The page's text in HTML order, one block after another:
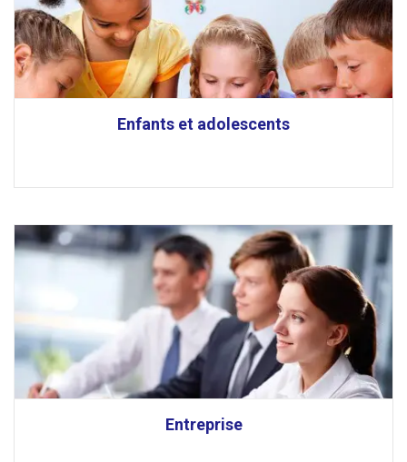
Enfants et adolescents
Entreprise